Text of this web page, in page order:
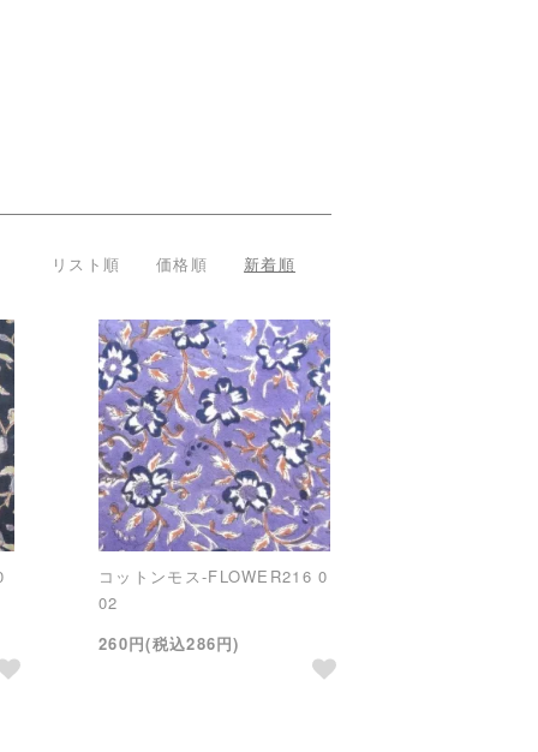
リスト順 価格順 新着順
コットンモス-FLOWER216 0
02
260円(税込286円)